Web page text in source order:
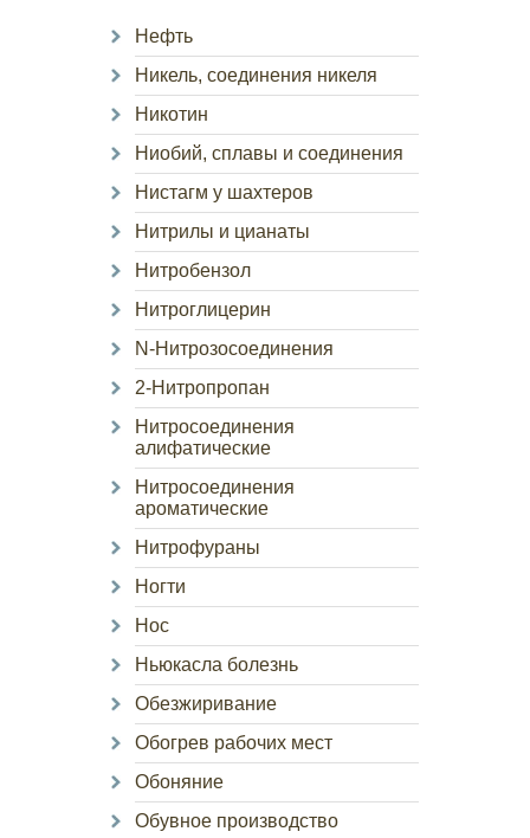
Нефть
Никель, соединения никеля
Никотин
Ниобий, сплавы и соединения
Нистагм у шахтеров
Нитрилы и цианаты
Нитробензол
Нитроглицерин
N-Нитрозосоединения
2-Нитропропан
Нитросоединения
алифатические
Нитросоединения
ароматические
Нитрофураны
Ногти
Нос
Ньюкасла болезнь
Обезжиривание
Обогрев рабочих мест
Обоняние
Обувное производство